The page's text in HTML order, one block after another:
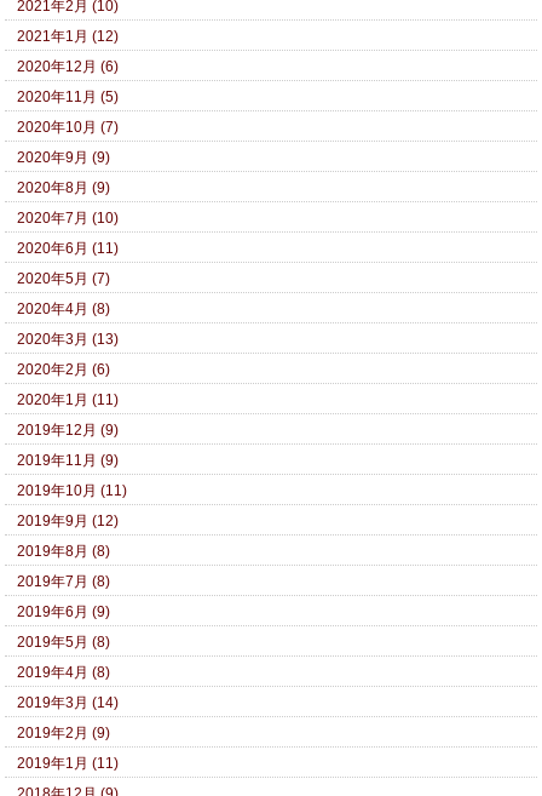
2021年2月 (10)
2021年1月 (12)
2020年12月 (6)
2020年11月 (5)
2020年10月 (7)
2020年9月 (9)
2020年8月 (9)
2020年7月 (10)
2020年6月 (11)
2020年5月 (7)
2020年4月 (8)
2020年3月 (13)
2020年2月 (6)
2020年1月 (11)
2019年12月 (9)
2019年11月 (9)
2019年10月 (11)
2019年9月 (12)
2019年8月 (8)
2019年7月 (8)
2019年6月 (9)
2019年5月 (8)
2019年4月 (8)
2019年3月 (14)
2019年2月 (9)
2019年1月 (11)